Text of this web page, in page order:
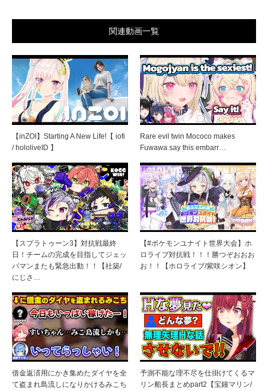
関連動画一覧
【inZOI】Starting A New Life!【 iofi
/ hololiveID 】
Rare evil twin Mococo makes
Fuwawa say this embarr…
【スプラトゥーン3】対抗戦最終
日！チームの完成を目指してジェッ
パマンまたも緊急出動！！【社築/
にじさ…
【#ポケモンユナイト世界大会】ホ
ロライブ対抗戦！！！勝つぞおおお
お！！【ホロライブ/紫咲シオン】
借金返済用にかき集めたダイヤを全
て盗まれ島流しになりかけるみこち
予測不能な理不尽を仕掛けてくるマ
リン船長まとめpart2【宝鐘マリン/